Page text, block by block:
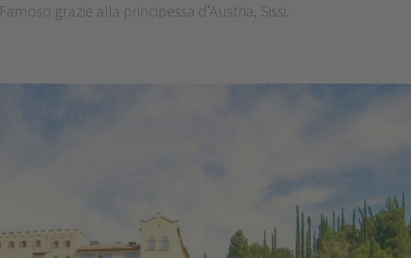
Famoso grazie alla principessa d’Austria, Sissi.